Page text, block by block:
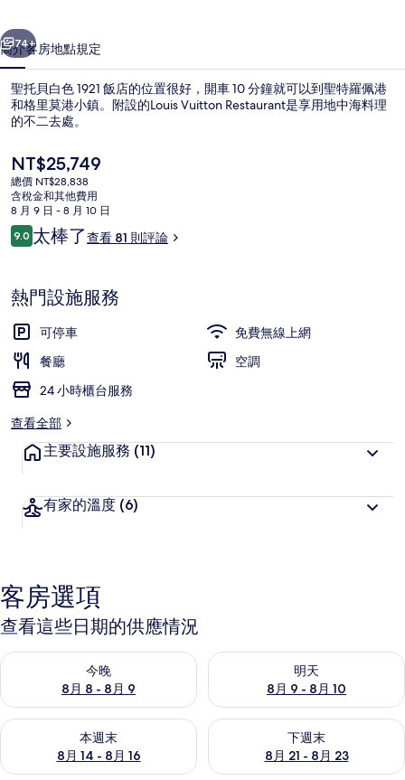
店
的
相
片
集
個 下一個
74+
簡介客房地點規定
聖托貝白色 1921 飯店的位置很好，開車 10 分鐘就可以到聖特羅佩港
和格里莫港小鎮。附設的Louis Vuitton Restaurant是享用地中海料理
的不二去處。
目
前
的
價
格
是
NT$25,749
總價 NT$28,838
含稅金和其他費用
8 月 9 日 - 8 月 10 日
評
論
9.09.0 分，滿分 10 分，
太棒了查看 81 則評論
熱門設施服務
可停車
免費無線上網
餐廳
空調
24 小時櫃台服務
查看全部
主要設施服務 (11)
有家的溫度 (6)
客房選項
查看這些日期的供應情況
今晚
8月 8 - 8月 9
查看今晚 (8月 8 - 8月 9) 的供應情況
明天
8月 9 - 8月 10
查看明天 (8月 9 - 8月 10) 的供
本週末
8月 14 - 8月 16
查看本週末 (8月 14 - 8月 16) 的供應情況
下週末
8月 21 - 8月 23
查看下週末 (8月 21 - 8月 23)